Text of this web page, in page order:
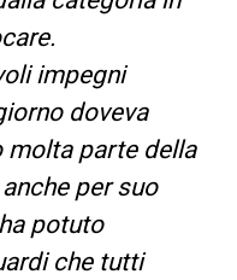
impegni
doveva
molta parte della
per suo
potuto
che tutti